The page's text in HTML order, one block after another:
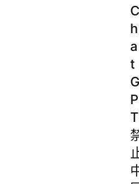
C
h
a
t
G
P
T